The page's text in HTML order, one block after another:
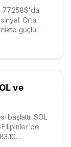
77.258$'da
Orta
güçlü
ve
başlattı: SOL
Filipinler'de